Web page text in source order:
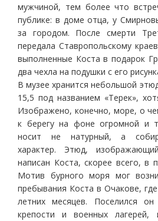
мужчиной, тем более что
публике: в доме отца, у
за городом. После смерти
передала Ставропольскому
выполненные Коста в подарок
два чехла на подушки с его
В музее хранится небольшой
15,5 под названием «Терек»,
Изображено, конечно, море, о
к берегу на фоне огромной и
носит не натурный, а
характер. Этюд,
написан Коста, скорее всего, в
Мотив бурного моря мог
пребывания Коста в Очакове,
летних месяцев. Поселился
крепости и военных